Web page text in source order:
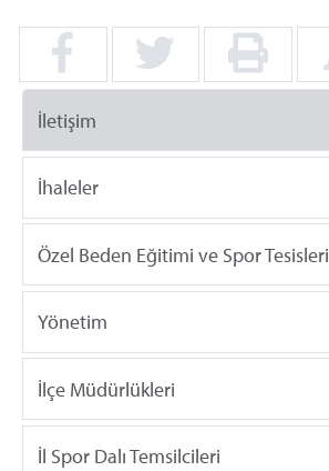
İletişim
İhaleler
Özel Beden Eğitimi ve Spor Tesisleri
Yönetim
İlçe Müdürlükleri
İl Spor Dalı Temsilcileri